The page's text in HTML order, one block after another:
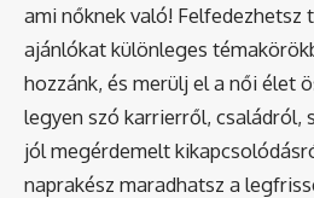
ami nőknek való! Felfedezhetsz
ajánlókat különleges
hozzánk, és merülj el a női élet
legyen szó karrierről, családról,
jól megérdemelt
naprakész maradhatsz a